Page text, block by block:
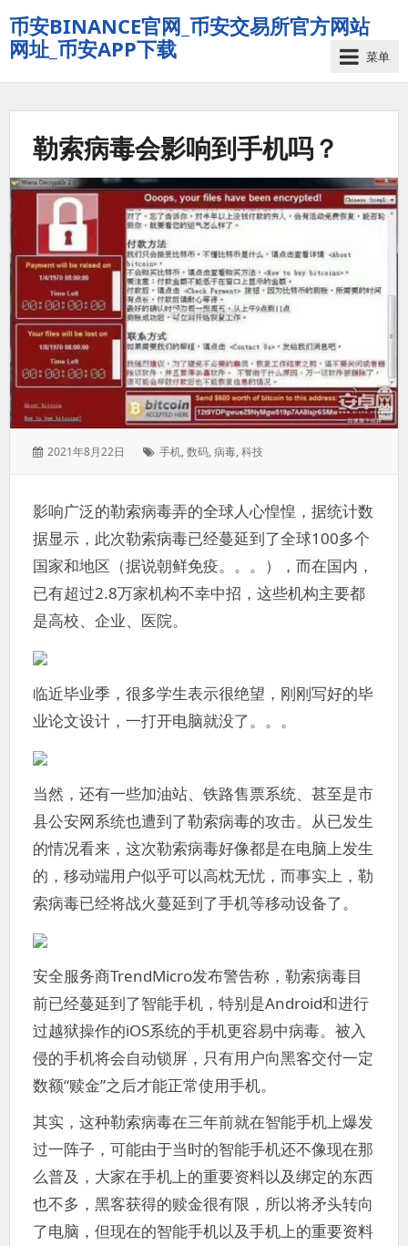
币安BINANCE官网_币安交易所官方网站
网址_币安APP下载
菜单
勒索病毒会影响到手机吗？
发
2021年8月22日
标
手机,数码,病毒,科技
影响广泛的勒索病毒弄的全球人心惶惶，据统计数
据显示，此次勒索病毒已经蔓延到了全球100多个
国家和地区（据说朝鲜免疫。。。），而在国内，
已有超过2.8万家机构不幸中招，这些机构主要都
是高校、企业、医院。
临近毕业季，很多学生表示很绝望，刚刚写好的毕
业论文设计，一打开电脑就没了。。。
当然，还有一些加油站、铁路售票系统、甚至是市
县公安网系统也遭到了勒索病毒的攻击。从已发生
的情况看来，这次勒索病毒好像都是在电脑上发生
的，移动端用户似乎可以高枕无忧，而事实上，勒
索病毒已经将战火蔓延到了手机等移动设备了。
安全服务商TrendMicro发布警告称，勒索病毒目
前已经蔓延到了智能手机，特别是Android和进行
过越狱操作的iOS系统的手机更容易中病毒。被入
侵的手机将会自动锁屏，只有用户向黑客交付一定
数额“赎金”之后才能正常使用手机。
其实，这种勒索病毒在三年前就在智能手机上爆发
过一阵子，可能由于当时的智能手机还不像现在那
么普及，大家在手机上的重要资料以及绑定的东西
也不多，黑客获得的赎金很有限，所以将矛头转向
了电脑，但现在的智能手机以及手机上的重要资料